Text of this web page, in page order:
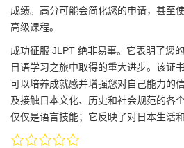
成绩。高分可能会简化您的申请，甚至
高级课程。
成功征服 JLPT 绝非易事。它表明了您
日语学习之旅中取得的重大进步。该证
可以培养成就感并增强您对自己能力的
及接触日本文化、历史和社会规范的各
仅仅是语言技能；它反映了对日本生活